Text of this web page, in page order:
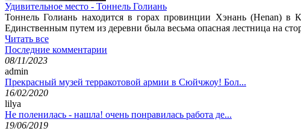
Удивительное место - Тоннель Голиань
Тоннель Голиань находится в горах провинции Хэнань (Henan) в
Единственным путем из деревни была весьма опасная лестница на
Читать все
Последние комментарии
08/11/2023
admin
Прекрасный музей терракотовой армии в Сюйчжоу! Бол...
16/02/2020
lilya
Не поленилась - нашла! очень понравилась работа де...
19/06/2019